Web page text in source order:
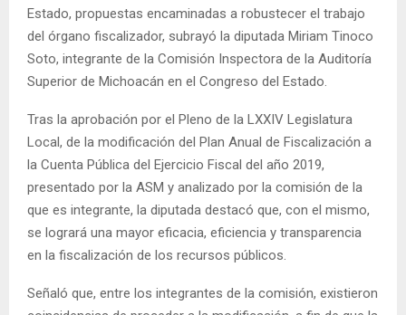
Estado, propuestas encaminadas a robustecer el trabajo
del órgano fiscalizador, subrayó la diputada Miriam Tinoco
Soto, integrante de la Comisión Inspectora de la Auditoría
Superior de Michoacán en el Congreso del Estado.
Tras la aprobación por el Pleno de la LXXIV Legislatura
Local, de la modificación del Plan Anual de Fiscalización a
la Cuenta Pública del Ejercicio Fiscal del año 2019,
presentado por la ASM y analizado por la comisión de la
que es integrante, la diputada destacó que, con el mismo,
se logrará una mayor eficacia, eficiencia y transparencia
en la fiscalización de los recursos públicos.
Señaló que, entre los integrantes de la comisión, existieron